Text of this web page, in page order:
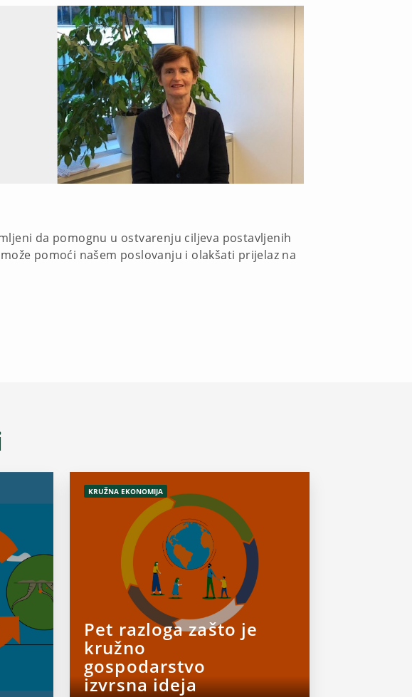
da pomognu u ostvarenju ciljeva postavljenih
pomoći našem poslovanju i olakšati prijelaz na
KRUŽNA EKONOMIJA
Pet razloga zašto je
kružno
gospodarstvo
izvrsna ideja